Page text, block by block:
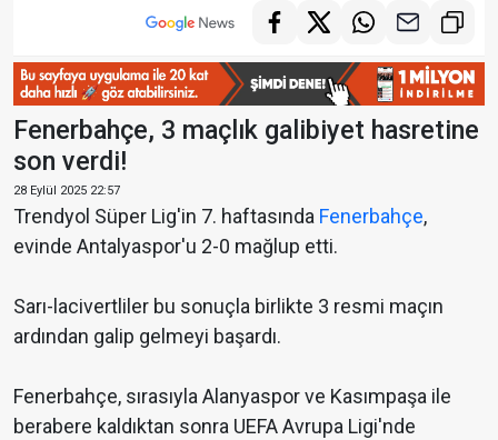
Fenerbahçe, 3 maçlık galibiyet hasretine
son verdi!
28 Eylül 2025 22:57
Trendyol Süper Lig'in 7. haftasında Fenerbahçe,
evinde Antalyaspor'u 2-0 mağlup etti.
Sarı-lacivertliler bu sonuçla birlikte 3 resmi maçın
ardından galip gelmeyi başardı.
Fenerbahçe, sırasıyla Alanyaspor ve Kasımpaşa ile
berabere kaldıktan sonra UEFA Avrupa Ligi'nde